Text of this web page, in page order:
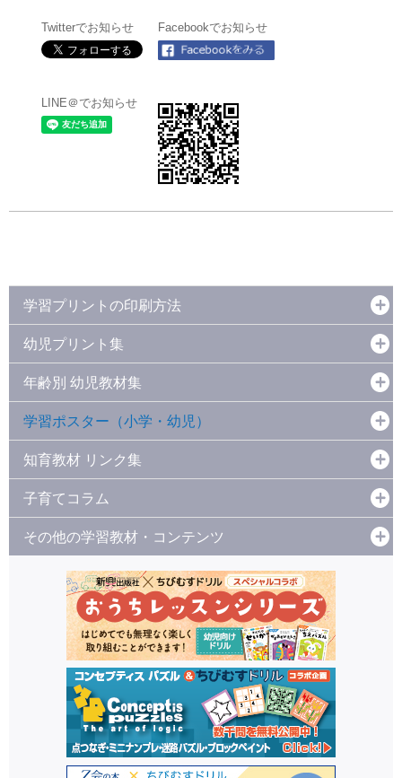
Twitterでお知らせ Facebookでお知らせ
LINE＠でお知らせ
学習プリントの印刷方法
幼児プリント集
年齢別 幼児教材集
学習ポスター（小学・幼児）
知育教材 リンク集
子育てコラム
その他の学習教材・コンテンツ